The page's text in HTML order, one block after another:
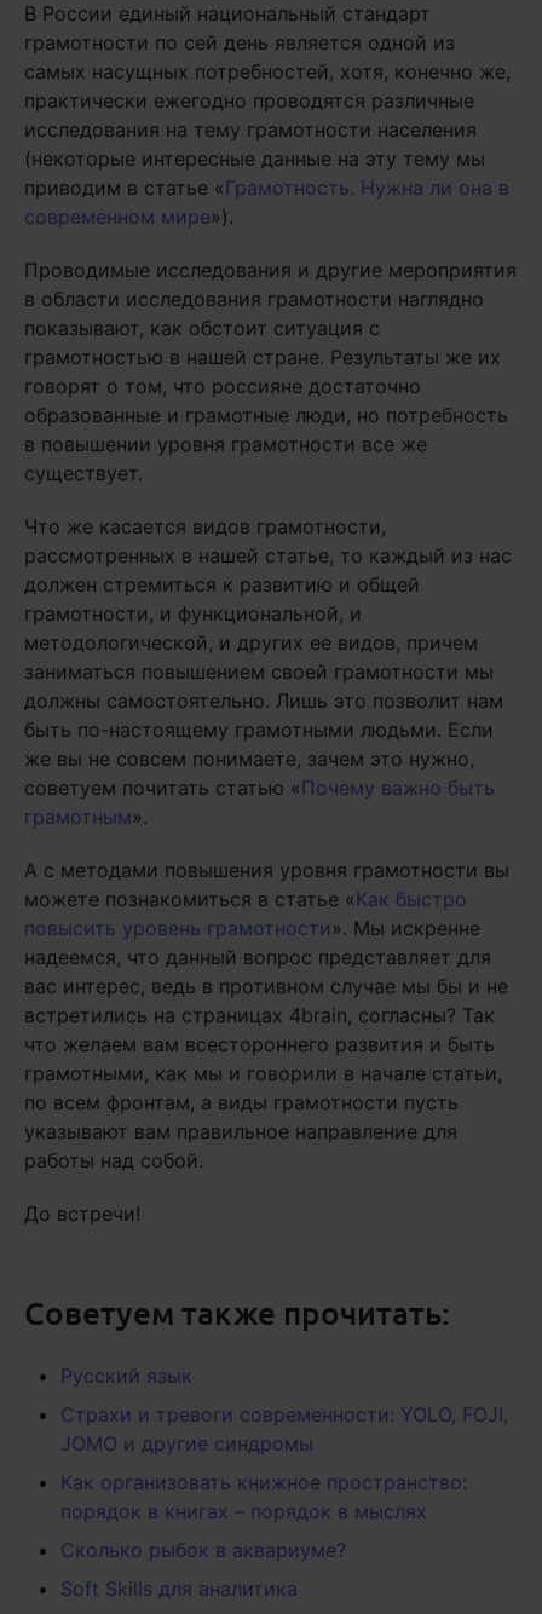
В России единый национальный стандарт
грамотности по сей день является одной из
самых насущных потребностей, хотя, конечно же,
практически ежегодно проводятся различные
исследования на тему грамотности населения
(некоторые интересные данные на эту тему мы
приводим в статье «Грамотность. Нужна ли она в
современном мире»).
Проводимые исследования и другие мероприятия
в области исследования грамотности наглядно
показывают, как обстоит ситуация с
грамотностью в нашей стране. Результаты же их
говорят о том, что россияне достаточно
образованные и грамотные люди, но потребность
в повышении уровня грамотности все же
существует.
Что же касается видов грамотности,
рассмотренных в нашей статье, то каждый из нас
должен стремиться к развитию и общей
грамотности, и функциональной, и
методологической, и других ее видов, причем
заниматься повышением своей грамотности мы
должны самостоятельно. Лишь это позволит нам
быть по-настоящему грамотными людьми. Если
же вы не совсем понимаете, зачем это нужно,
советуем почитать статью «Почему важно быть
грамотным».
А с методами повышения уровня грамотности вы
можете познакомиться в статье «Как быстро
повысить уровень грамотности». Мы искренне
надеемся, что данный вопрос представляет для
вас интерес, ведь в противном случае мы бы и не
встретились на страницах 4brain, согласны? Так
что желаем вам всестороннего развития и быть
грамотными, как мы и говорили в начале статьи,
по всем фронтам, а виды грамотности пусть
указывают вам правильное направление для
работы над собой.
До встречи!
Советуем также прочитать:
Русский язык
Страхи и тревоги современности: YOLO, FOJI,
JOMO и другие синдромы
Как организовать книжное пространство:
порядок в книгах – порядок в мыслях
Сколько рыбок в аквариуме?
Soft Skills для аналитика